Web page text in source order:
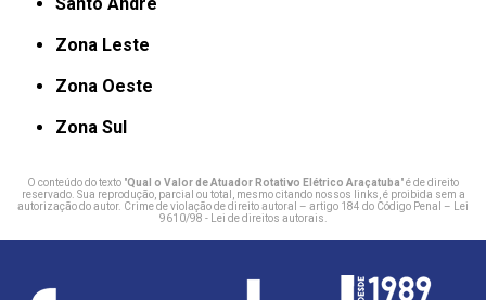
Zona Leste
Zona Oeste
Zona Sul
O conteúdo do texto "Qual o Valor de Atuador Rotativo Elétrico Araçatuba" é de direito
reservado. Sua reprodução, parcial ou total, mesmo citando nossos links, é proibida sem a
autorização do autor. Crime de violação de direito autoral – artigo 184 do Código Penal – Lei
9610/98 - Lei de direitos autorais.